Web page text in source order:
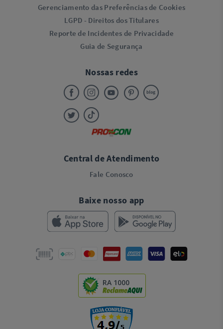
Gerenciamento das Preferências de Cookies
LGPD - Direitos dos Titulares
Reporte de Incidentes de Privacidade
Guia de Segurança
Nossas redes
Central de Atendimento
Fale Conosco
Baixe nosso app
RA 1000